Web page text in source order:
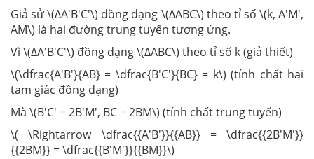
Giả sử \(∆A'B'C'\) đồng dạng \(∆ABC\) theo tỉ số \(k, A'M',
AM\) là hai đường trung tuyến tương ứng.
Vì \(∆A'B'C'\) đồng dạng \(∆ABC\) theo tỉ số k(giả thiết)
\(\dfrac{A'B'}{AB} = \dfrac{B'C'}{BC} = k\) (tính chất hai
tam giác đồng dạng)
Mà \(B'C' = 2B'M', BC = 2BM\) (tính chất trung tuyến)
\( \Rightarrow \dfrac{{A'B'}}{{AB}} = \dfrac{{2B'M'}}
{{2BM}} = \dfrac{{B'M'}}{{BM}}\)